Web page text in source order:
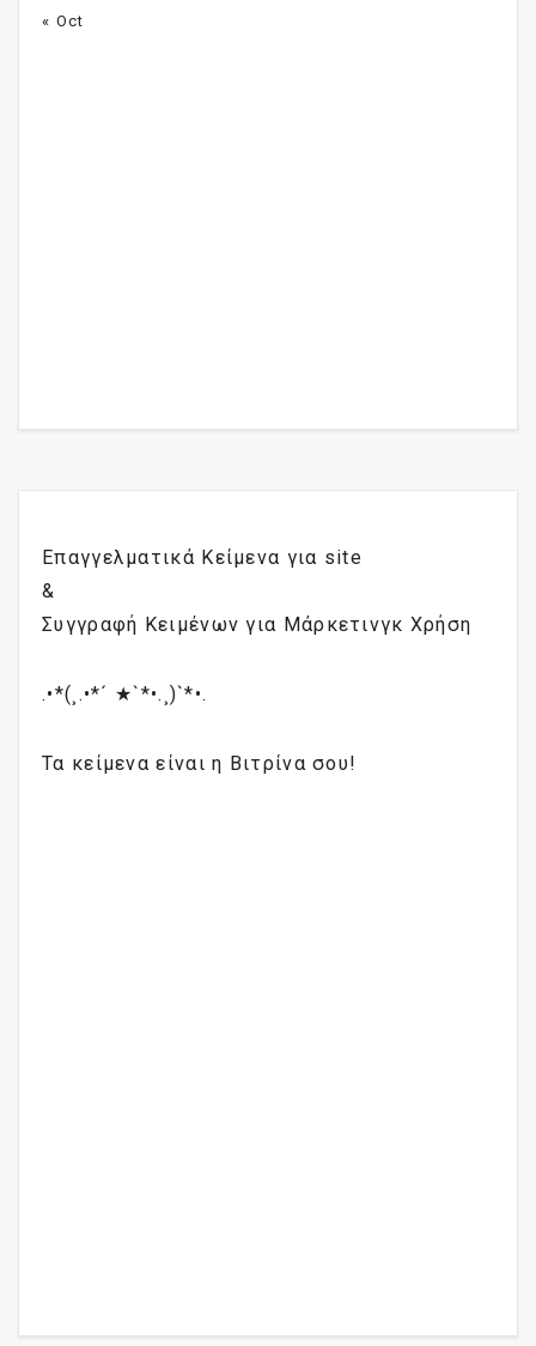
« Oct
Επαγγελματικά Κείμενα για site
&
Συγγραφή Κειμένων για Μάρκετινγκ Χρήση
.•*(¸.•*´ ★`*•.¸)`*•.
Τα κείμενα είναι η Βιτρίνα σου!